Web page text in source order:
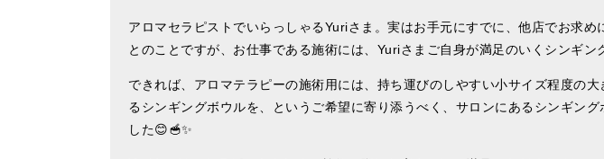
アロマセラピストでいらっしゃるYuriさま。実はお手元にすでに、他店でお求め
とのことですが、お仕事である施術には、Yuriさまご自身が満足のいくシンギン
できれば、アロマテラピーの施術用には、持ち運びのしやすい小サイズ程度の
るシンギングボウルを、というご希望に寄り添うべく、サロンにあるシンギン
した😊🥣✨